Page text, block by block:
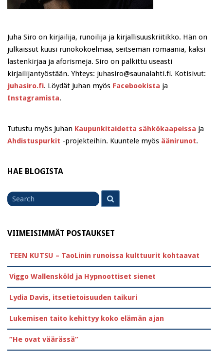
Juha Siro on kirjailija, runoilija ja kirjallisuuskriitikko. Hän on
julkaissut kuusi runokokoelmaa, seitsemän romaania, kaksi
lastenkirjaa ja aforismeja. Siro on palkittu useasti
kirjailijantyöstään. Yhteys: juhasiro@saunalahti.fi. Kotisivut:
juhasiro.fi. Löydät Juhan myös Facebookista ja
Instagramista.
Tutustu myös Juhan Kaupunkitaidetta sähkökaapeissa ja
Ahdistuspurkit -projekteihin. Kuuntele myös äänirunot.
HAE BLOGISTA
Search
for
VIIMEISIMMÄT POSTAUKSET
TEEN KUTSU – TaoLinin runoissa kulttuurit kohtaavat
Viggo Wallensköld ja Hypnoottiset sienet
Lydia Davis, itsetietoisuuden taikuri
Lukemisen taito kehittyy koko elämän ajan
”He ovat väärässä”